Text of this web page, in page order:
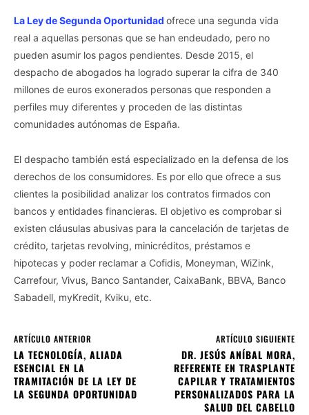
La Ley de Segunda Oportunidad ofrece una segunda vida
real a aquellas personas que se han endeudado, pero no
pueden asumir los pagos pendientes. Desde 2015, el
despacho de abogados ha logrado superar la cifra de 340
millones de euros exonerados personas que responden a
perfiles muy diferentes y proceden de las distintas
comunidades autónomas de España.
El despacho también está especializado en la defensa de los
derechos de los consumidores. Es por ello que ofrece a sus
clientes la posibilidad analizar los contratos firmados con
bancos y entidades financieras. El objetivo es comprobar si
existen cláusulas abusivas para la cancelación de tarjetas de
crédito, tarjetas revolving, minicréditos, préstamos e
hipotecas y poder reclamar a Cofidis, Moneyman, WiZink,
Carrefour, Vivus, Banco Santander, CaixaBank, BBVA, Banco
Sabadell, myKredit, Kviku, etc.
ARTÍCULO ANTERIOR
LA TECNOLOGÍA, ALIADA
ESENCIAL EN LA
TRAMITACIÓN DE LA LEY DE
LA SEGUNDA OPORTUNIDAD
ARTÍCULO SIGUIENTE
DR. JESÚS ANÍBAL MORA,
REFERENTE EN TRASPLANTE
CAPILAR Y TRATAMIENTOS
PERSONALIZADOS PARA LA
SALUD DEL CABELLO